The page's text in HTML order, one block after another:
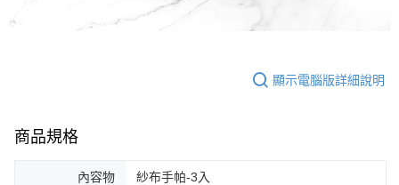
顯示電腦版詳細說明
商品規格
內容物 紗布手帕-3入